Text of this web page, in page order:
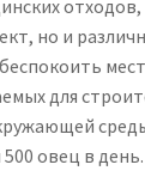
но и
для
овец в